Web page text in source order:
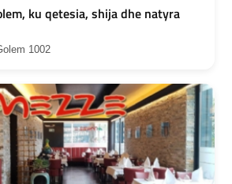
ku qetesia, shija dhe natyra
1002